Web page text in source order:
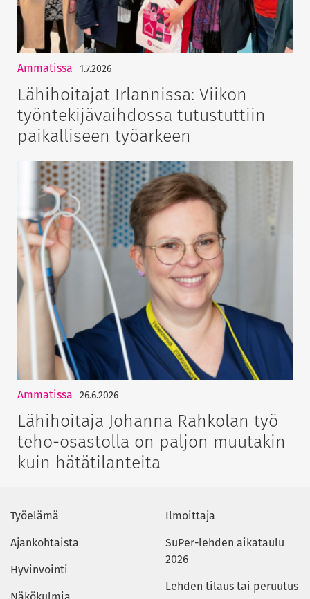
Ammatissa 1.7.2026
Lähihoitajat Irlannissa: Viikon
työntekijävaihdossa tutustuttiin
paikalliseen työarkeen
Ammatissa 26.6.2026
Lähihoitaja Johanna Rahkolan työ
teho-osastolla on paljon muutakin
kuin hätätilanteita
Työelämä
Ajankohtaista
Hyvinvointi
Ilmoittaja
SuPer-lehden aikataulu
2026
Lehden tilaus tai peruutus